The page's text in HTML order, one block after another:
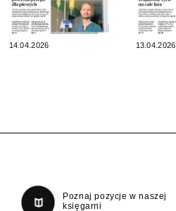
14.04.2026 13.04.2026
Poznaj pozycje w naszej
księgarni